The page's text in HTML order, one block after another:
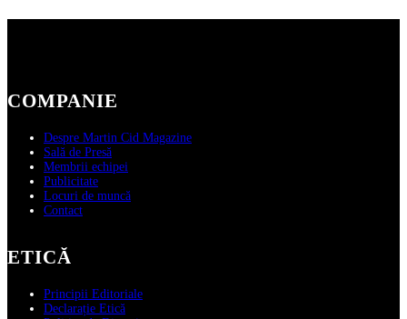
COMPANIE
Despre Martin Cid Magazine
Sală de Presă
Membrii echipei
Publicitate
Locuri de muncă
Contact
ETICĂ
Principii Editoriale
Declarație Etică